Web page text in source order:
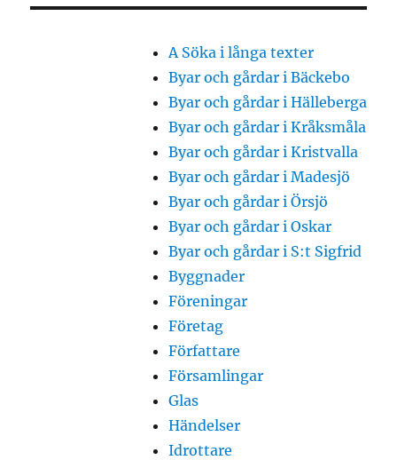
A Söka i långa texter
Byar och gårdar i Bäckebo
Byar och gårdar i Hälleberga
Byar och gårdar i Kråksmåla
Byar och gårdar i Kristvalla
Byar och gårdar i Madesjö
Byar och gårdar i Örsjö
Byar och gårdar i Oskar
Byar och gårdar i S:t Sigfrid
Byggnader
Föreningar
Företag
Författare
Församlingar
Glas
Händelser
Idrottare